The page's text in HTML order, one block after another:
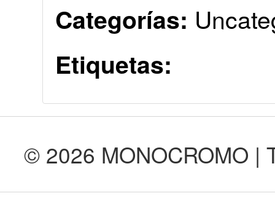
Categorías:
Etiquetas:
© 2026 MONOCROMO |